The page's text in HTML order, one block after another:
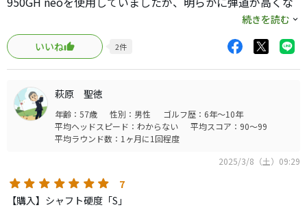
り、左右への散らばり範囲が狭くなりました。比較的重量
のあるシャフトですので、手打ち防止・スイング理解にも
繋がると思います。長く使えるおすすめのシャフトです。
続きを読む
いいね
2件
萩原 聖徳
年齢：57歳 性別：男性
ゴルフ歴：6年～10年
平均ヘッドスピード：わからない
平均スコア：90～99
平均ラウンド数：1ヶ月に1回程度
2025/3/8（土）09:29
7
【購入】シャフト硬度「S」